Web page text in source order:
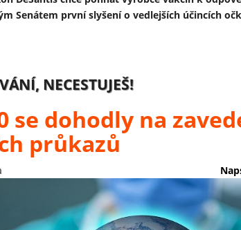
Senátem první slyšení o vedlejších účincích
NECESTUJEŠ!
se dohodly na
průkazů